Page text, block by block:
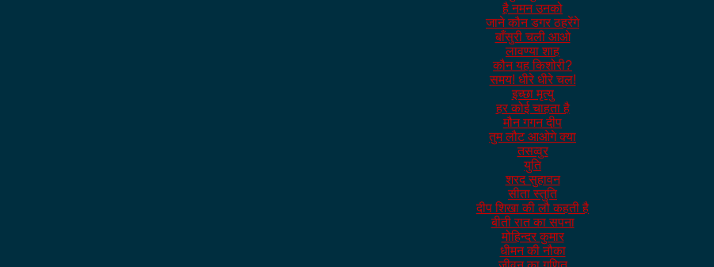
है नमन उनको
जाने कौन डगर ठहरेंगे
बाँसुरी चली आओ
लावण्या शाह
कौन यह किशोरी?
समय! धीरे धीरे चल!
इच्छा मृत्यु
हर कोई चाहता है
मौन गगन दीप
तुम लौट आओगे क्या
तसव्वुर
युति
शरद सुहावन
सीता स्तुति
दीप शिखा की लौ कहती है
बीती रात का सपना
मोहिन्दर कुमार
धीमन की नौका